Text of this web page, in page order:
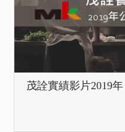
茂詮實績影片2019年